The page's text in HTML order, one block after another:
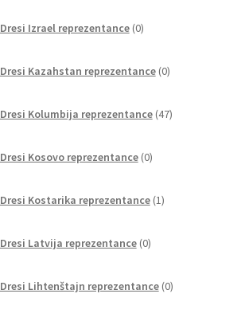
Dresi Izrael reprezentance 0izdelkov
Dresi Kazahstan reprezentance 0izdelkov
Dresi Kolumbija reprezentance 47izdelkov
Dresi Kosovo reprezentance 0izdelkov
Dresi Kostarika reprezentance 1izdelek
Dresi Latvija reprezentance 0izdelkov
Dresi Lihtenštajn reprezentance 0izdelkov